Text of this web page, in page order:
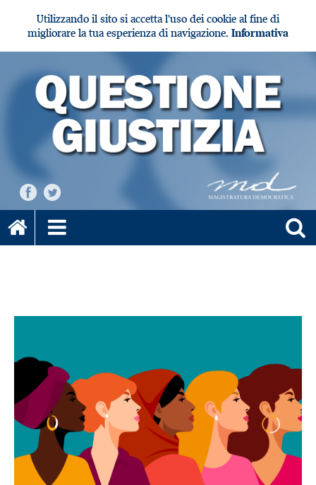
Utilizzando il sito si accetta l'uso dei cookie al fine di
migliorare la tua esperienza di navigazione. Informativa